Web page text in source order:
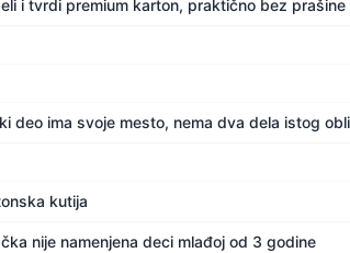
i tvrdi premium karton, praktično bez prašine
deo ima svoje mesto, nema dva dela istog
kutija
nije namenjena deci mlađoj od 3 godine